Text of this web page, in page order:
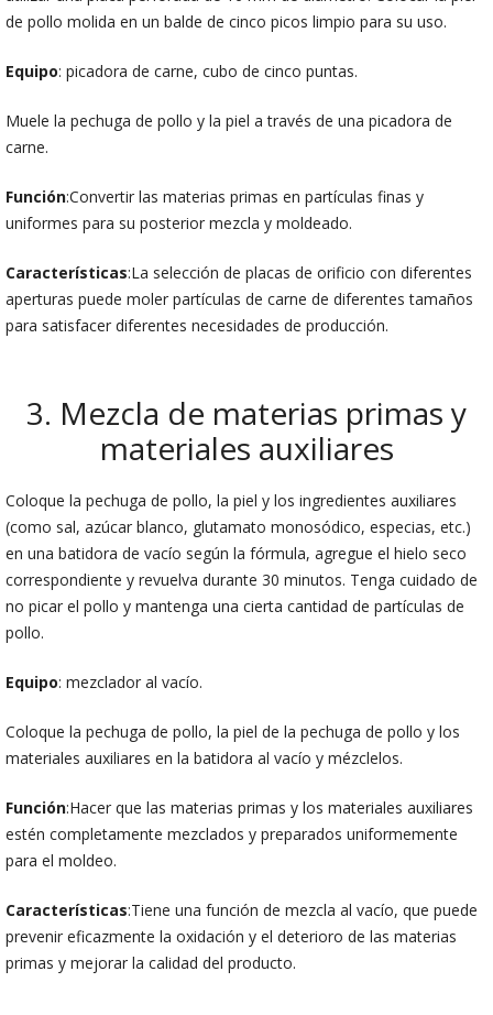
de pollo molida en un balde de cinco picos limpio para su uso.
Equipo: picadora de carne, cubo de cinco puntas.
Muele la pechuga de pollo y la piel a través de una picadora de
carne.
Función:Convertir las materias primas en partículas finas y
uniformes para su posterior mezcla y moldeado.
Características:La selección de placas de orificio con diferentes
aperturas puede moler partículas de carne de diferentes tamaños
para satisfacer diferentes necesidades de producción.
3. Mezcla de materias primas y
materiales auxiliares
Coloque la pechuga de pollo, la piel y los ingredientes auxiliares
(como sal, azúcar blanco, glutamato monosódico, especias, etc.)
en una batidora de vacío según la fórmula, agregue el hielo seco
correspondiente y revuelva durante 30 minutos. Tenga cuidado de
no picar el pollo y mantenga una cierta cantidad de partículas de
pollo.
Equipo: mezclador al vacío.
Coloque la pechuga de pollo, la piel de la pechuga de pollo y los
materiales auxiliares en la batidora al vacío y mézclelos.
Función:Hacer que las materias primas y los materiales auxiliares
estén completamente mezclados y preparados uniformemente
para el moldeo.
Características:Tiene una función de mezcla al vacío, que puede
prevenir eficazmente la oxidación y el deterioro de las materias
primas y mejorar la calidad del producto.